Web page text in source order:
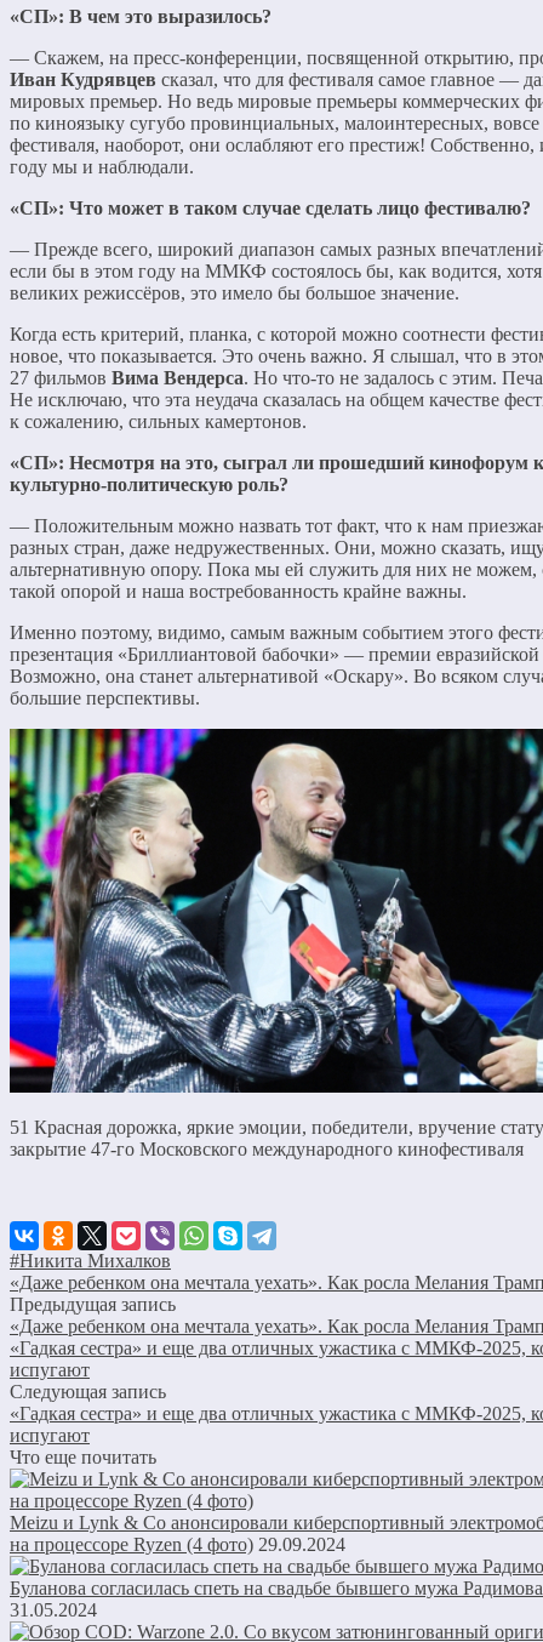
«СП»: В чем это выразилось?
— Скажем, на пресс-конференции, посвященной открытию,
Иван Кудрявцев сказал, что для фестиваля самое главное —
мировых премьер. Но ведь мировые премьеры коммерческих
по киноязыку сугубо провинциальных, малоинтересных,
фестиваля, наоборот, они ослабляют его престиж!
году мы и наблюдали.
«СП»: Что может в таком случае сделать лицо фестивалю?
— Прежде всего, широкий диапазон самых разных
если бы в этом году на ММКФ состоялось бы, как водится,
великих режиссёров, это имело бы большое значение.
Когда есть критерий, планка, с которой можно соотнести
новое, что показывается. Это очень важно. Я слышал, что в
27 фильмов Вима Вендерса. Но что-то не задалось с этим.
Не исключаю, что эта неудача сказалась на общем качестве
к сожалению, сильных камертонов.
«СП»: Несмотря на это, сыграл ли прошедший кинофорум
культурно-политическую роль?
— Положительным можно назвать тот факт, что к нам
разных стран, даже недружественных. Они, можно сказать,
альтернативную опору. Пока мы ей служить для них не можем,
такой опорой и наша востребованность крайне важны.
Именно поэтому, видимо, самым важным событием этого
презентация «Бриллиантовой бабочки» — премии
Возможно, она станет альтернативой «Оскару». Во всяком
большие перспективы.
51 Красная дорожка, яркие эмоции, победители, вручение
закрытие 47-го Московского международного кинофестиваля
#Никита Михалков
«Даже ребенком она мечтала уехать». Как росла Мелания
Предыдущая запись
«Даже ребенком она мечтала уехать». Как росла Мелания
«Гадкая сестра» и еще два отличных ужастика с ММКФ-2025,
испугают
Следующая запись
«Гадкая сестра» и еще два отличных ужастика с ММКФ-2025,
испугают
Что еще почитать
Meizu и Lynk & Co анонсировали киберспортивный
на процессоре Ryzen (4 фото) 29.09.2024
Буланова согласилась спеть на свадьбе бывшего мужа
31.05.2024